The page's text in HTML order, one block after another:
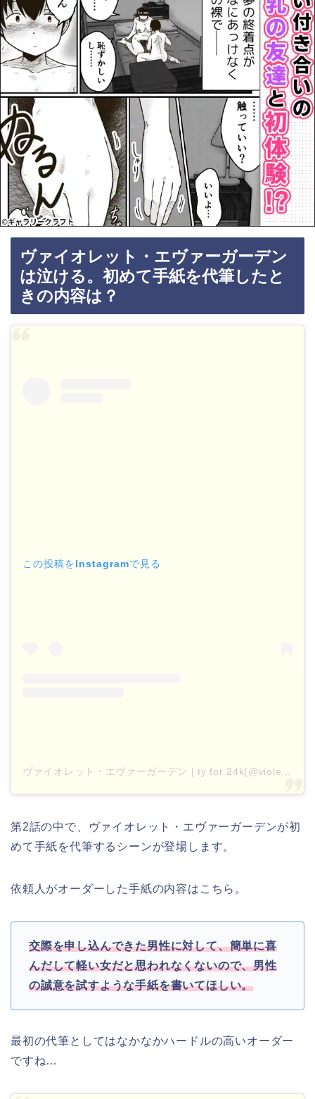
ヴァイオレット・エヴァーガーデン
は泣ける。初めて手紙を代筆したと
きの内容は？
この投稿をInstagramで見る
ヴァイオレット・エヴァーガーデン | ty for 24k(@violetevergardenofficial)がシェアした投稿
第2話の中で、ヴァイオレット・エヴァーガーデンが初
めて手紙を代筆するシーンが登場します。
依頼人がオーダーした手紙の内容はこちら。
交際を申し込んできた男性に対して、簡単に喜
んだして軽い女だと思われなくないので、男性
の誠意を試すような手紙を書いてほしい。
最初の代筆としてはなかなかハードルの高いオーダー
ですね…